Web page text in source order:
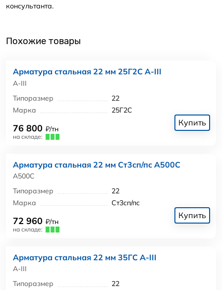
консультанта.
Похожие товары
Арматура стальная 22 мм 25Г2С А-III
А-III
Типоразмер
22
Марка
25Г2С
76 800 ₽/тн
на складе:
Купить
Арматура стальная 22 мм Ст3сп/пс А500С
А500С
Типоразмер
22
Марка
Ст3сп/пс
72 960 ₽/тн
на складе:
Купить
Арматура стальная 22 мм 35ГС А-III
А-III
Типоразмер
22